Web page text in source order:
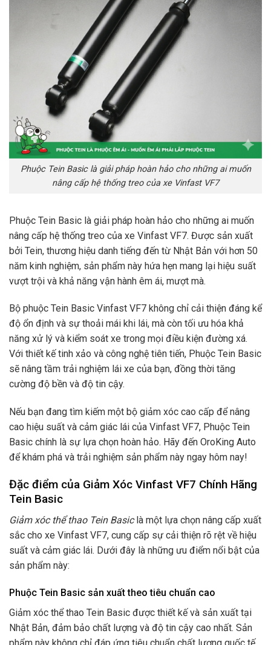
Phuộc Tein Basic là giải pháp hoàn hảo cho những ai muốn
nâng cấp hệ thống treo của xe Vinfast VF7
Phuộc Tein Basic là giải pháp hoàn hảo cho những ai muốn
nâng cấp hệ thống treo của xe Vinfast VF7. Được sản xuất
bởi Tein, thương hiệu danh tiếng đến từ Nhật Bản với hơn 50
năm kinh nghiệm, sản phẩm này hứa hẹn mang lại hiệu suất
vượt trội và khả năng vận hành êm ái, mượt mà.
Bộ phuộc Tein Basic Vinfast VF7 không chỉ cải thiện đáng kể
độ ổn định và sự thoải mái khi lái, mà còn tối ưu hóa khả
năng xử lý và kiểm soát xe trong mọi điều kiện đường xá.
Với thiết kế tinh xảo và công nghệ tiên tiến, Phuộc Tein Basic
sẽ nâng tầm trải nghiệm lái xe của bạn, đồng thời tăng
cường độ bền và độ tin cậy.
Nếu bạn đang tìm kiếm một bộ giảm xóc cao cấp để nâng
cao hiệu suất và cảm giác lái của Vinfast VF7, Phuộc Tein
Basic chính là sự lựa chọn hoàn hảo. Hãy đến OroKing Auto
để khám phá và trải nghiệm sản phẩm này ngay hôm nay!
Đặc điểm của Giảm Xóc Vinfast VF7 Chính Hãng
Tein Basic
Giảm xóc thể thao Tein Basiclà một lựa chọn nâng cấp xuất
sắc cho xe Vinfast VF7, cung cấp sự cải thiện rõ rệt về hiệu
suất và cảm giác lái. Dưới đây là những ưu điểm nổi bật của
sản phẩm này:
Phuộc Tein Basic sản xuất theo tiêu chuẩn cao
Giảm xóc thể thao Tein Basic được thiết kế và sản xuất tại
Nhật Bản, đảm bảo chất lượng và độ tin cậy cao nhất. Sản